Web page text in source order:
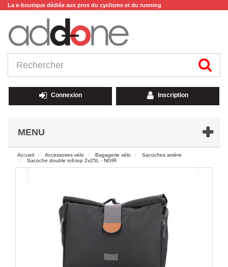
La e-boutique dédiée aux pros du cyclisme et du running
Connexion Inscription
MENU
Accueil Accessoires vélo Bagagerie vélo
Sacoches arrière
Sacoche double roll-top 2x25L - NOIR